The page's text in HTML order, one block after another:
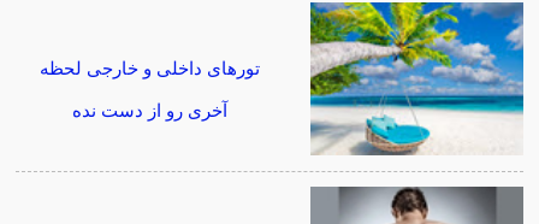
تورهای داخلی و خارجی لحظه
آخری رو از دست نده